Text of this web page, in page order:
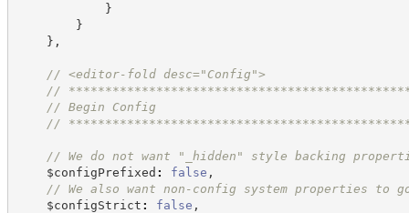
}
}
} ,
// <editor-fold desc="Config">
//
// Begin Config
//
// We do not want "_hidden" style backing
$configPrefixed : false ,
// We also want non-config system properties to
$configStrict : false ,